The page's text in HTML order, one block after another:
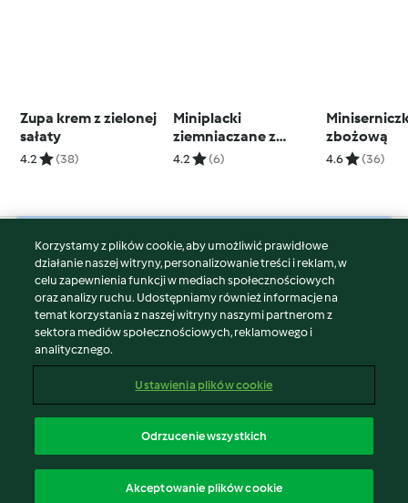
Zupa krem z zielonej
sałaty
4.2 (38)
Miniplacki
ziemniaczane z
serkiem i łososiem
4.2 (6)
zbożową
4.6 (36)
© Copyright 2026
Warunki korzystania
Polityka prywatności
Disclaimer
Znak wydawcy
Zgłoś treść
Oświadczenie o dostępności
Korzystamy z plików cookie, aby umożliwić prawidłowe
działanie naszej witryny, personalizowanie treści i reklam, w
celu zapewnienia funkcji w mediach społecznościowych
oraz analizy ruchu. Udostępniamy również informacje na
temat korzystania z naszej witryny naszymi partnerom z
sektora mediów społecznościowych, reklamowego i
analitycznego.
Ustawienia plików cookie
Odrzucenie wszystkich
Akceptowanie plików cookie